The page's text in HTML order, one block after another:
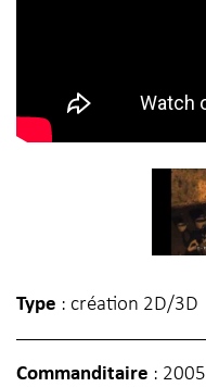
Type : création 2D/3D
Commanditaire : 2005